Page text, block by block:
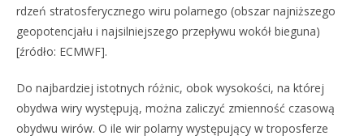
rdzeń stratosferycznego wiru polarnego (obszar najniższego
geopotencjału i najsilniejszego przepływu wokół bieguna)
[źródło: ECMWF].
Do najbardziej istotnych różnic, obok wysokości, na której
obydwa wiry występują, można zaliczyć zmienność czasową
obydwu wirów. O ile wir polarny występujący w troposferze